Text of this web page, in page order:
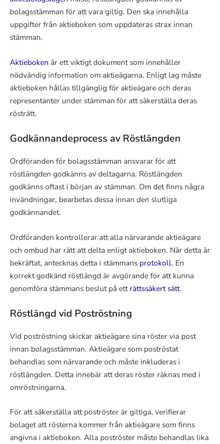
bolagsstämman för att vara giltig. Den ska innehålla
uppgifter från aktieboken som uppdateras strax innan
stämman.
Aktieboken är ett viktigt dokument som innehåller
nödvändig information om aktieägarna. Enligt lag måste
aktieboken hållas tillgänglig för aktieägare och deras
representanter under stämman för att säkerställa deras
rösträtt.
Godkännandeprocess av Röstlängden
Ordföranden för bolagsstämman ansvarar för att
röstlängden godkänns av deltagarna. Röstlängden
godkänns oftast i början av stämman. Om det finns några
invändningar, bearbetas dessa innan den slutliga
godkännandet.
Ordföranden kontrollerar att alla närvarande aktieägare
och ombud har rätt att delta enligt aktieboken. När detta är
bekräftat, antecknas detta i stämmans protokoll. En
korrekt godkänd röstlängd är avgörande för att kunna
genomföra stämmans beslut på etträttssäkert sätt.
Röstlängd vid Poströstning
Vid poströstning skickar aktieägare sina röster via post
innan bolagsstämman. Aktieägare som poströstat
behandlas som närvarande och måste inkluderas i
röstlängden. Detta innebär att deras röster räknas med i
omröstningarna.
För att säkerställa att poströster är giltiga, verifierar
bolaget att rösterna kommer från aktieägare som finns
angivna i aktieboken. Alla poströster måste behandlas lika